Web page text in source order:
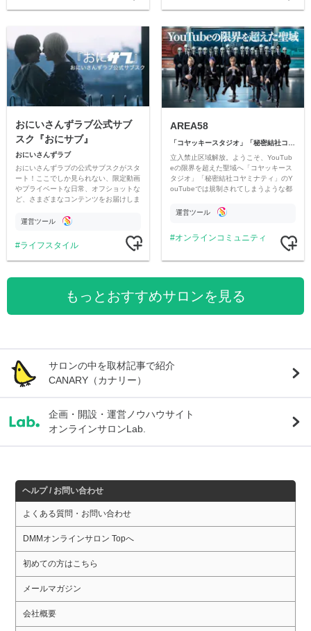
おにいさんずラブ公式サブ
スク『おにサブ』
おにいさんずラブ
おにいさんずラブの公式サブスクがスタ
ート！ここでしか見られない、限定動画
やプライベートな日常、オフショットな
ど、さまざまなコンテンツをお届けしま
運営ツール
ライフスタイル
AREA58
立入禁止区域解放。ようこそ、YouTub
eの限界を超えた聖域へ「コヤッキース
タジオ」「秘密結社コヤミナティ」のY
ouTubeでは規制されてしまうような都
公開。
運営ツール
オンラインコミュニティ
もっとおすすめサロンを見る
サロンの中を取材記事で紹介
CANARY（カナリー）
企画・開設・運営ノウハウサイト
オンラインサロンLab.
ヘルプ / お問い合わせ
よくある質問・お問い合わせ
DMMオンラインサロン Topへ
初めての方はこちら
メールマガジン
会社概要